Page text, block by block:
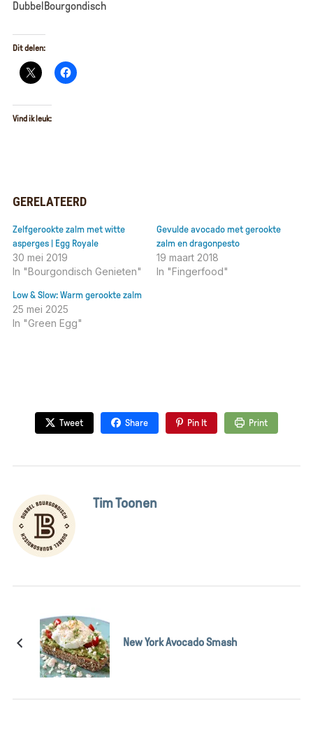
DubbelBourgondisch
Dit delen:
Vind ik leuk:
GERELATEERD
Zelfgerookte zalm met witte
asperges | Egg Royale
30 mei 2019
In "Bourgondisch Genieten"
Gevulde avocado met gerookte
zalm en dragonpesto
19 maart 2018
In "Fingerfood"
Low & Slow: Warm gerookte zalm
25 mei 2025
In "Green Egg"
Tweet Share Pin It Print
Tim Toonen
New York Avocado Smash